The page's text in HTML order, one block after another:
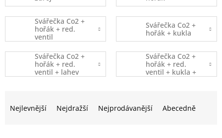
Svářečka Co2 +
hořák + red.
ventil
Svářečka Co2 +
hořák + kukla
Svářečka Co2 +
hořák + red.
ventil + lahev
Svářečka Co2 +
hořák + red.
ventil + kukla +
lahev
Nejlevnější Nejdražší Nejprodávanější Abecedně